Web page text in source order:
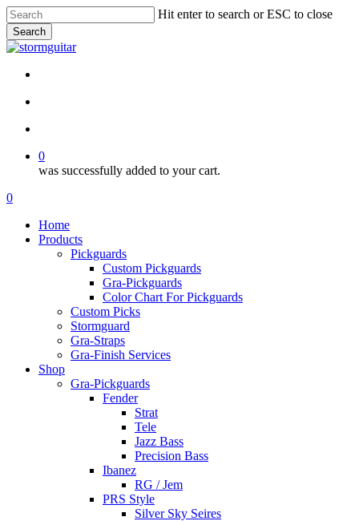
Skip
to
main
content
Hit enter to search or ESC to close
Search
Close
0
was successfully added to your cart.
Menu
search
account
0
Home
Products
Pickguards
Custom Pickguards
Gra-Pickguards
Color Chart For Pickguards
Custom Picks
Stormguard
Gra-Straps
Gra-Finish Services
Shop
Gra-Pickguards
Fender
Strat
Tele
Jazz Bass
Precision Bass
Ibanez
RG / Jem
PRS Style
Silver Sky Seires